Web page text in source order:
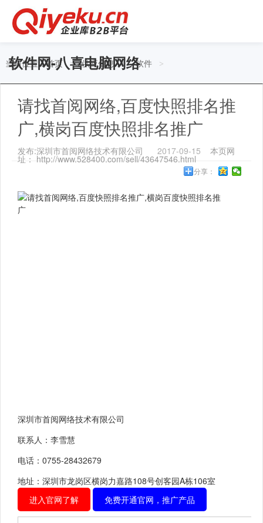
软件网-八喜电脑网络
当前位置：首页 > 供应信息 > 软件 >
请找首阅网络,百度快照排名推
广,横岗百度快照排名推广
发布:深圳市首阅网络技术有限公司 2017-09-15 本页网
址： http://www.528400.com/sell/43647546.html
分享：
深圳市首阅网络技术有限公司
联系人：李雪慧
电话：0755-28432679
地址：深圳市龙岗区横岗力嘉路108号创客园A栋106室
进入官网了解
免费开通官网，推广产品